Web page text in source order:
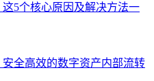
5个核心原因及解决方法一